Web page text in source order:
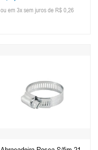
ou em 3x sem juros de R$ 0,26